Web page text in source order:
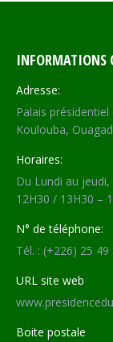
INFORMATIONS
Adresse:
Palais
Koulouba,
Horaires:
Du Lundi au
12H30 / 13H30 –
N° de téléphone:
Tél. : (+226) 25 49
URL site web
Boite postale